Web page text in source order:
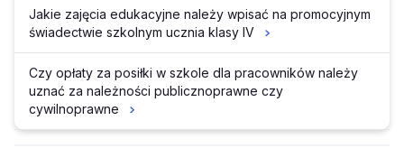
Jakie zajęcia edukacyjne należy wpisać na promocyjnym
świadectwie szkolnym ucznia klasy IV
Czy opłaty za posiłki w szkole dla pracowników należy
uznać za należności publicznoprawne czy
cywilnoprawne